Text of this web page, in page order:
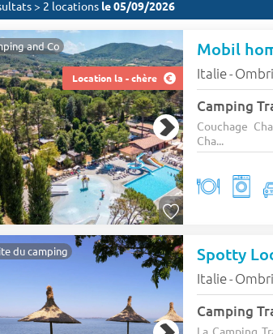
> 2 locations le 05/09/2026
Location la - chère
and Co Mobil
Italie-
Camping
Couchage
Cha...
du camping Spotty
Italie-
Camping
La Camping